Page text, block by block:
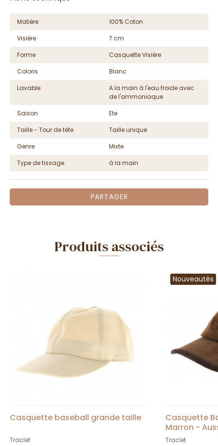
Matière
100% Coton
Visière
7 cm
Forme
Casquette Visière
Coloris
Blanc
Lavable
A la main à l'eau froide avec
de l'ammoniaque
Saison
Ete
Taille - Tour de tête
Taille unique
Genre
Mixte
Type de tissage
à la main
PARTAGER
Produits associés
Casquette baseball grande taille
Traclet
Nouveautés
Casquette
Marron -
Traclet